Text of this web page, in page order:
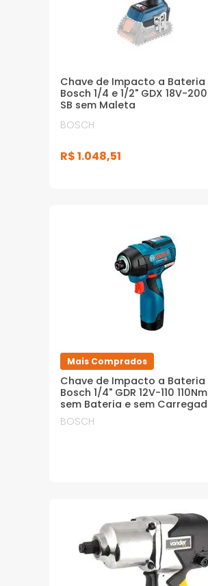
Chave de Impacto a Bateria
Bosch 1/4 e 1/2" GDX 18V-200
SB sem Maleta
BOSCH
R$1.048,51
Mais Comprados
Chave de Impacto a Bateria
Bosch 1/4" GDR 12V-110
sem Bateria e sem
BOSCH